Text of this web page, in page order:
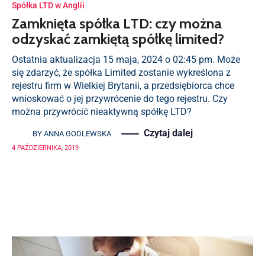
Spółka LTD w Anglii
Zamknięta spółka LTD: czy można
odzyskać zamkiętą spółkę limited?
Ostatnia aktualizacja 15 maja, 2024 o 02:45 pm. Może
się zdarzyć, że spółka Limited zostanie wykreślona z
rejestru firm w Wielkiej Brytanii, a przedsiębiorca chce
wnioskować o jej przywrócenie do tego rejestru. Czy
można przywrócić nieaktywną spółkę LTD?
BY ANNA GODLEWSKA Czytaj dalej
4 PAŹDZIERNIKA, 2019